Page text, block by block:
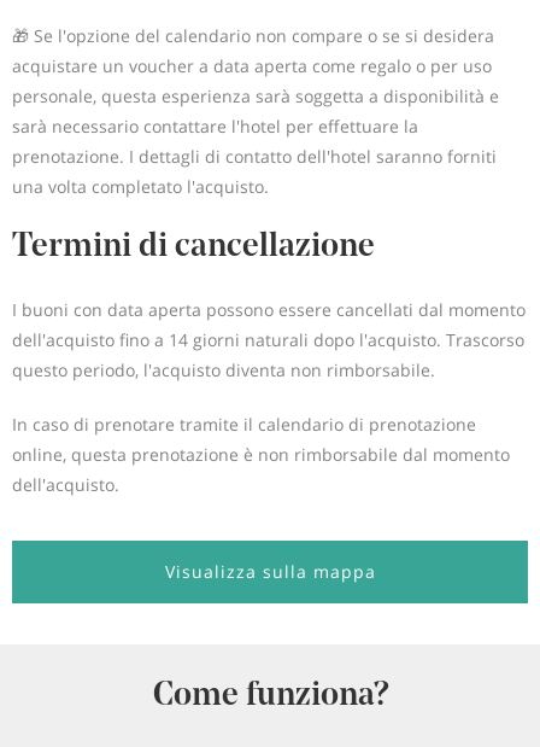
🎁 Se l'opzione del calendario non compare o se si desidera
acquistare un voucher a data aperta come regalo o per uso
personale, questa esperienza sarà soggetta a disponibilità e
sarà necessario contattare l'hotel per effettuare la
prenotazione. I dettagli di contatto dell'hotel saranno forniti
una volta completato l'acquisto.
Termini di cancellazione
I buoni con data aperta possono essere cancellati dal momento
dell'acquisto fino a 14 giorni naturali dopo l'acquisto. Trascorso
questo periodo, l'acquisto diventa non rimborsabile.
In caso di prenotare tramite il calendario di prenotazione
online, questa prenotazione è non rimborsabile dal momento
dell'acquisto.
Visualizza sulla mappa
Come funziona?